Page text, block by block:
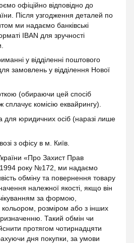
офіційно відповідно до
Після узгодження деталей по
ми надаємо банківські
IBAN для зручності
у відділенні поштового
замовлень у відділення Нової
(обираючи цей спосіб
сплачує комісію еквайрингу).
для юридичних осіб (наразі лише
з офісу в м. Київ.
«Про Захист Прав
року №172, ми надаємо
обміну та повернення товару
належної якості, якщо він
за формою,
розміром або з інших
Такий обмін чи
протягом чотирнадцяти
дня покупки, за умови